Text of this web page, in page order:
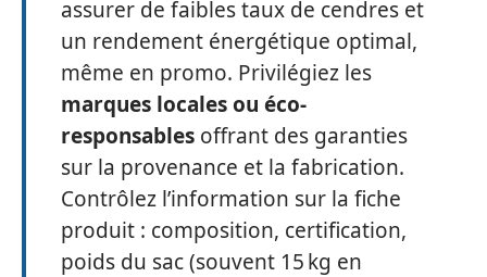
assurer de faibles taux de cendres et
un rendement énergétique optimal,
même en promo. Privilégiez les
marques locales ou éco-
responsables offrant des garanties
sur la provenance et la fabrication.
Contrôlez l’information sur la fiche
produit : composition, certification,
poids du sac (souvent 15 kg en